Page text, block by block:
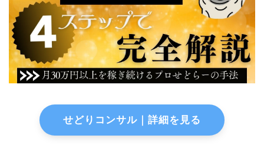
せどりコンサル｜詳細を見る